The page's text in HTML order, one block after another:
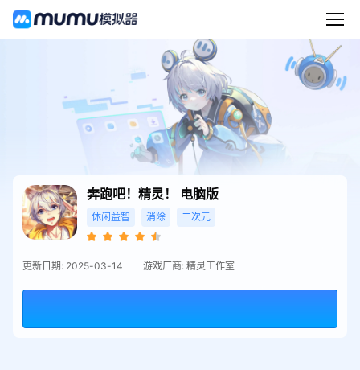
奔跑吧！精灵！ 电脑版
休闲益智 消除 二次元
更新日期: 2025-03-14 游戏厂商: 精灵工作室